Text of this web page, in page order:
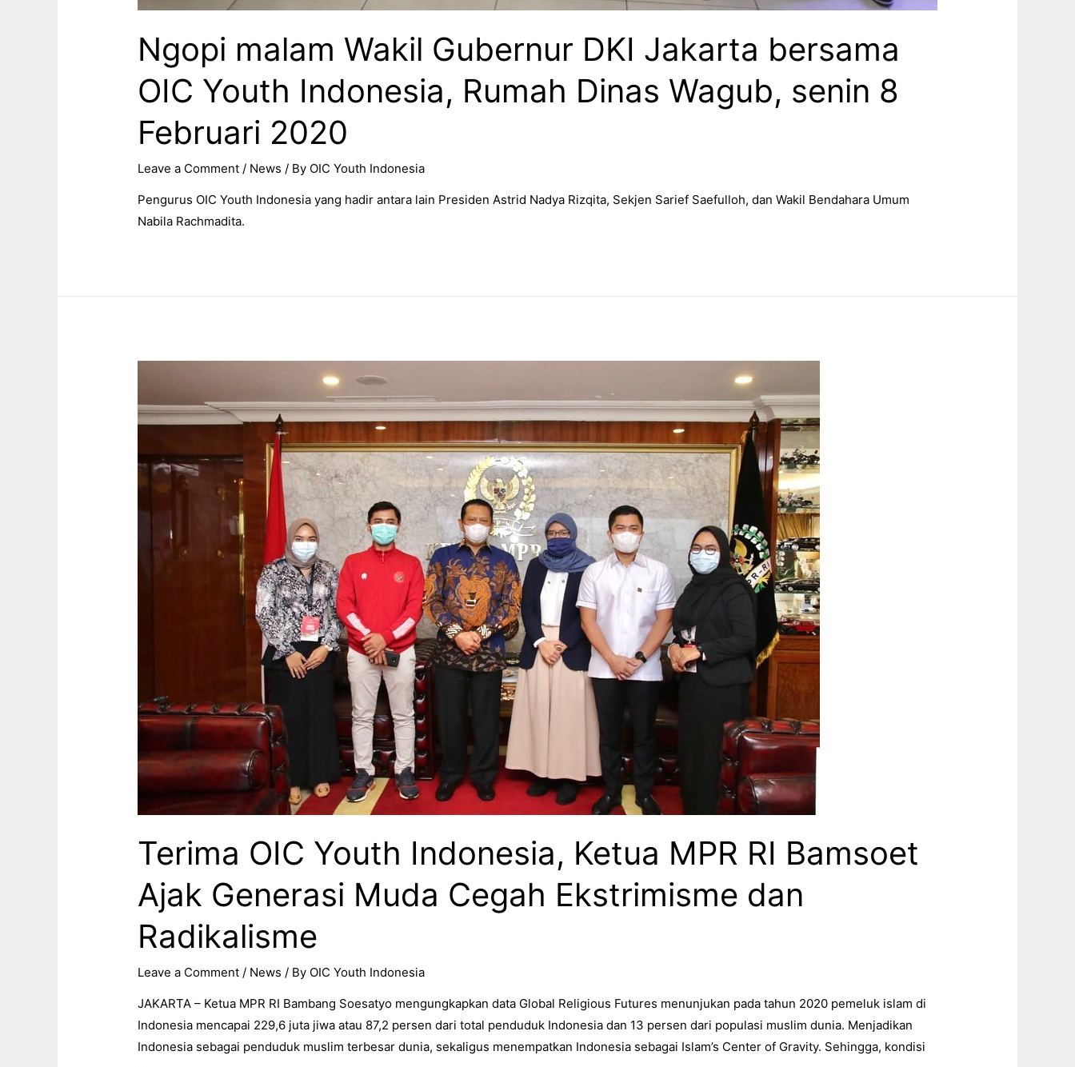
Ngopi malam Wakil Gubernur DKI Jakarta bersama
OIC Youth Indonesia, Rumah Dinas Wagub, senin 8
Februari 2020
Leave a Comment / News / By OIC Youth Indonesia
Pengurus OIC Youth Indonesia yang hadir antara lain Presiden Astrid Nadya Rizqita, Sekjen Sarief Saefulloh, dan Wakil Bendahara Umum
Nabila Rachmadita.
Terima OIC Youth Indonesia, Ketua MPR RI Bamsoet
Ajak Generasi Muda Cegah Ekstrimisme dan
Radikalisme
Leave a Comment / News / By OIC Youth Indonesia
JAKARTA – Ketua MPR RI Bambang Soesatyo mengungkapkan data Global Religious Futures menunjukan pada tahun 2020 pemeluk islam di
Indonesia mencapai 229,6 juta jiwa atau 87,2 persen dari total penduduk Indonesia dan 13 persen dari populasi muslim dunia. Menjadikan
Indonesia sebagai penduduk muslim terbesar dunia, sekaligus menempatkan Indonesia sebagai Islam’s Center of Gravity. Sehingga, kondisi